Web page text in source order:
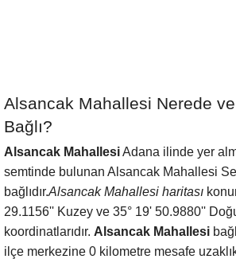
Alsancak Mahallesi Nerede
Bağlı?
Alsancak MahallesiAdana ilinde yer
semtinde bulunan Alsancak Mahallesi
bağlıdır.Alsancak Mahallesi haritası
29.1156'' Kuzey ve 35° 19' 50.9880''
koordinatlarıdır. Alsancak Mahallesi
ilçe merkezine 0 kilometre mesafe